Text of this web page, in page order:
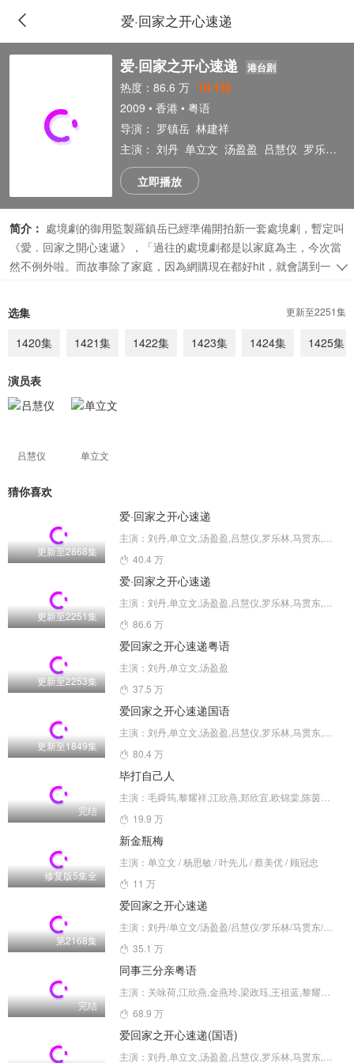
爱·回家之开心速递
爱·回家之开心速递 港台剧
热度：86.6 万 10.1分
2009 • 香港 • 粤语
导演： 罗镇岳 林建祥
主演： 刘丹 单立文 汤盈盈 吕慧仪 罗乐林
立即播放
简介： 處境劇的御用監製羅鎮岳已經準備開拍新一套處境劇，暫定叫
《愛．回家之開心速遞》，「過往的處境劇都是以家庭為主，今次當
然不例外啦。而故事除了家庭，因為網購現在都好hit，就會講到一間
选集 更新至2251集
1420集 1421集 1422集 1423集 1424集 1425集
演员表
吕慧仪 单立文
猜你喜欢
更新至2868集
爱·回家之开心速递
40.4 万
更新至2251集
爱·回家之开心速递
86.6 万
更新至2253集
爱回家之开心速递粤语
主演：刘丹,单立文,汤盈盈
37.5 万
更新至1849集
爱回家之开心速递国语
80.4 万
完结
毕打自己人
19.9 万
修复版5集全
新金瓶梅
主演：单立文 / 杨思敏 / 叶先儿 / 蔡美优 / 顾冠忠
11 万
第2168集
爱回家之开心速递
35.1 万
完结
同事三分亲粤语
68.9 万
爱回家之开心速递(国语)